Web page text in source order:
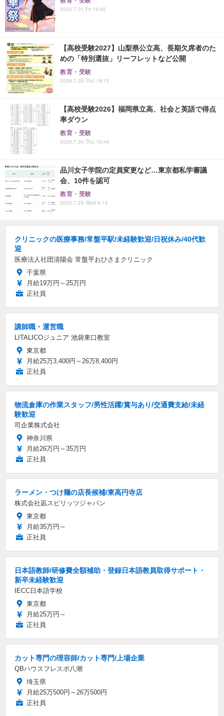
2026.7.31 Fri 16:45
【高校受験2027】山梨県公立高、長期欠席者のた
めの「特別選抜」リーフレットなど公開
教育・受験
2026.7.30 Thu 18:15
【高校受験2026】福岡県立高、社会と英語で得点
率ダウン
教育・受験
2026.7.30 Thu 16:45
品川女子学院の定員変更など…東京都私学審議
会、10件を認可
教育・受験
2026.7.29 Wed 9:15
クリニックの医療事務/常盤平駅/未経験歓迎/日祝休み/40代歓
迎
医療法人社団清陽会 常盤平おひさまクリニック
千葉県
月給19万円～25万円
正社員
講師職・運営職
LITALICOジュニア 池袋東口教室
東京都
月給25万3,400円～26万8,400円
正社員
物流倉庫の作業スタッフ/男性活躍/賞与あり/交通費支給/未経
験歓迎
司企業株式会社
神奈川県
月給26万円～35万円
正社員
ラーメン・つけ麺の店長候補/東高円寺店
株式会社凪スピリッツジャパン
東京都
月給35万円～
正社員
日本語教師/研修費全額補助・登録日本語教員取得サポート・
新卒未経験歓迎
IECC日本語学校
東京都
月給25万円～
正社員
カット専門の理容師/カット専門/上場企業
QBハウスフレスポ八潮
埼玉県
月給25万500円～26万500円
正社員